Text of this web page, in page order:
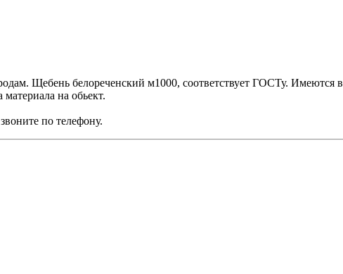
Щебень белореченский м1000, соответствует ГОСТу. Имеются
на обьект.
по телефону.